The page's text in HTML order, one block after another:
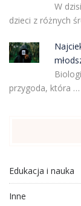
W
dzieci z różnych
przygoda, która …
Edukacja i nauka
Inne